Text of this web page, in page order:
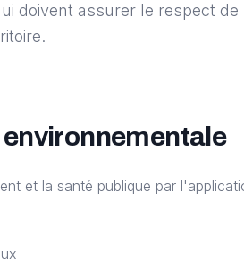
doivent assurer le respect de
et la santé publique par